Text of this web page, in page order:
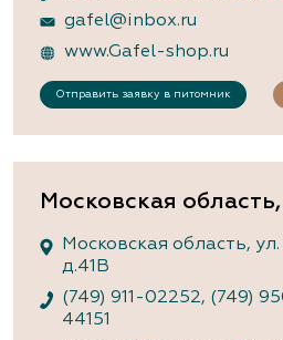
gafel@inbox.ru
www.Gafel-shop.ru
Отправить заявку в питомник
Московская
Московская область,
д.41В
(749) 911-02252, (749)
44151